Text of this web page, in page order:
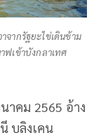
จากรัฐยะไข่เดินข้าม
ฟเข้าบังกลาเทศ
าคม 2565 อ้าง
บลิงเคน